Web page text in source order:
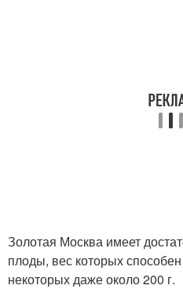
Золотая Москва имеет
плоды, вес которых
некоторых даже около 200 г.